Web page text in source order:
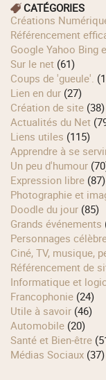
CATÉGORIES
Créations
Référencement
Google Yahoo Bing
Sur le net (61)
Coups de 'gueule'.
Lien en dur (27)
Création de site (38)
Actualités du Net
Liens utiles (115)
Apprendre à se
Un peu d'humour
Expression libre (87)
Photographie et
Doodle du jour (85)
Grands événements
Personnages
Ciné, TV, musique,
Référencement de
Informatique et
Francophonie (24)
Utile à savoir (46)
Automobile (20)
Santé et Bien-être
Médias Sociaux (37)